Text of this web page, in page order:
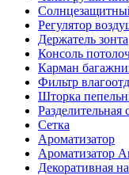
Регулятор
Держатель зонта
Консоль
Карман
Фильтр
Шторка
Разделительная
Сетка
Ароматизатор
Ароматизатор
Декоративная